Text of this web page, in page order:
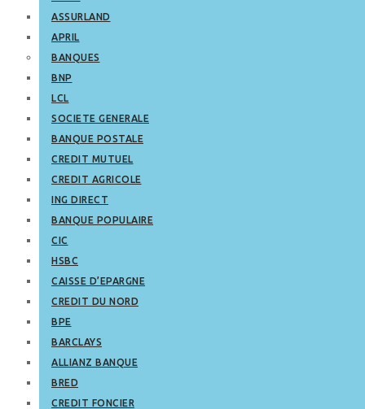
ASSURLAND
APRIL
BANQUES
BNP
LCL
SOCIETE GENERALE
BANQUE POSTALE
CREDIT MUTUEL
CREDIT AGRICOLE
ING DIRECT
BANQUE POPULAIRE
CIC
HSBC
CAISSE D’EPARGNE
CREDIT DU NORD
BPE
BARCLAYS
ALLIANZ BANQUE
BRED
CREDIT FONCIER